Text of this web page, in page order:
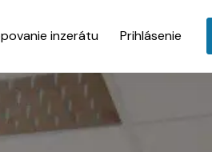
inzerátu Prihlásenie